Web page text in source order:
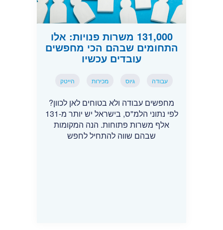
131,000 משרות פנויות: אלו
התחומים שבהם הכי מחפשים
עובדים עכשיו
עבודה גיוס מכירות הייטק
מחפשים עבודה ולא בטוחים לאן לכוון?
לפי נתוני הלמ"ס, בישראל יש יותר מ-131
אלף משרות פתוחות. הנה המקומות
שבהם שווה להתחיל לחפש